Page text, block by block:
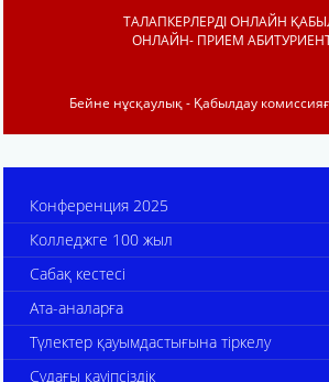
ТАЛАПКЕРЛЕРДІ ОНЛАЙН
ОНЛАЙН- ПРИЕМ
Бейне нұсқаулық - Қабылдау
Конференция 2025
Колледжге 100 жыл
Сабақ кестесі
Ата-аналарға
Түлектер қауымдастығына тіркелу
Судағы қауіпсіздік